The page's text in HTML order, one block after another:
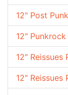
12" Post
12"
12" Reissues
12" Reissues